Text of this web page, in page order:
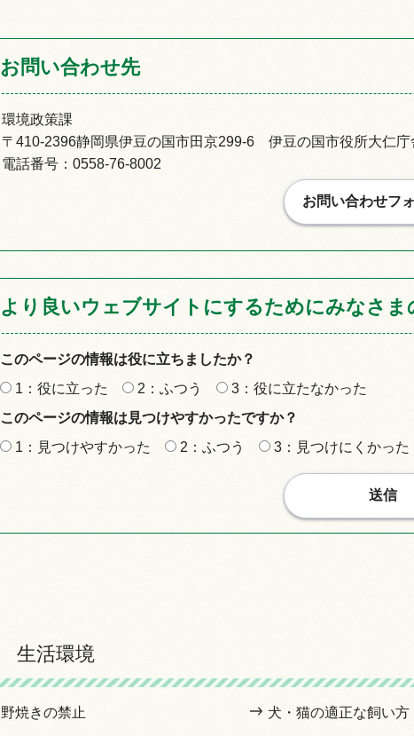
お問い合わせ先
環境政策課
〒410-2396静岡県伊豆の国市田京299-6 伊豆の国市役所大仁庁
電話番号：0558-76-8002
より良いウェブサイトにするためにみなさ
このページの情報は役に立ちましたか？
1：役に立った
2：ふつう
3：役に立たなかった
このページの情報は見つけやすかったですか？
1：見つけやすかった
2：ふつう 3：見つけにくかった
生活環境
野焼きの禁止 犬・猫の適正な飼い方